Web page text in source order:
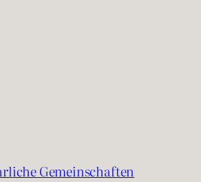
Gemeinschaften